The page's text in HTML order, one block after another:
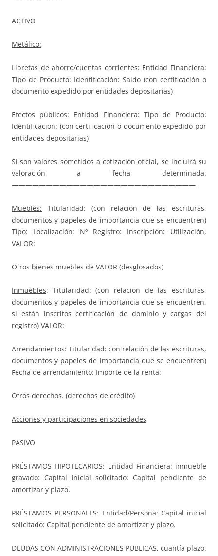
ACTIVO
Metálico:
Libretas de ahorro/cuentas corrientes: Entidad Financiera:
Tipo de Producto: Identificación: Saldo (con certificación o
documento expedido por entidades depositarias)
Efectos públicos: Entidad Financiera: Tipo de Producto:
Identificación: (con certificación o documento expedido por
entidades depositarias)
Si son valores sometidos a cotización oficial, se incluirá su
valoración a fecha determinada.
———————————————————————————
Muebles: Titularidad: (con relación de las escrituras,
documentos y papeles de importancia que se encuentren)
Tipo: Localización: Nº Registro: Inscripción: Utilización,
VALOR:
Otros bienes muebles de VALOR (desglosados)
Inmuebles: Titularidad: (con relación de las escrituras,
documentos y papeles de importancia que se encuentren,
si están inscritos certificación de dominio y cargas del
registro) VALOR:
Arrendamientos: Titularidad: con relación de las escrituras,
documentos y papeles de importancia que se encuentren)
Fecha de arrendamiento: Importe de la renta:
Otros derechos. (derechos de crédito)
Acciones y participaciones en sociedades
PASIVO
PRÉSTAMOS HIPOTECARIOS: Entidad Financiera: inmueble
gravado: Capital inicial solicitado: Capital pendiente de
amortizar y plazo.
PRÉSTAMOS PERSONALES: Entidad/Persona: Capital inicial
solicitado: Capital pendiente de amortizar y plazo.
DEUDAS CON ADMINISTRACIONES PUBLICAS, cuantía plazo.